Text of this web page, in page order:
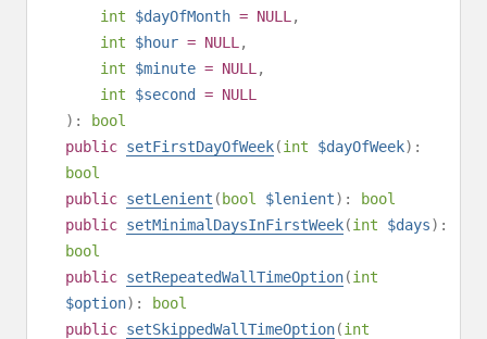
int
$dayOfMonth = NULL ,
int
$hour = NULL ,
int
$minute = NULL ,
int
$second
= NULL
):
bool
public setFirstDayOfWeek(int $dayOfWeek):
bool
public setLenient ( bool $lenient):
bool
public setMinimalDaysInFirstWeek(int $days):
bool
public setRepeatedWallTimeOption(int
$option):
bool
public setSkippedWallTimeOption(int